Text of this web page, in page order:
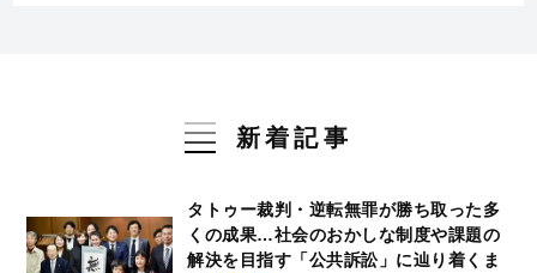
新着記事
タトゥー裁判・逆転無罪が勝ち取った多
くの成果…社会のおかしな制度や課題の
解決を目指す「公共訴訟」に辿り着くま